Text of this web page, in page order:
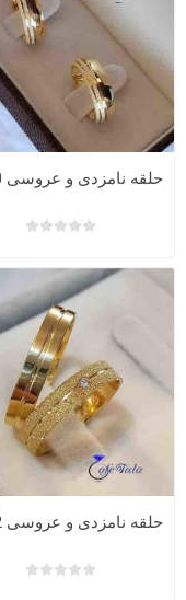
حلقه نامزدی و عروسی 21060
حلقه نامزدی و عروسی 21062